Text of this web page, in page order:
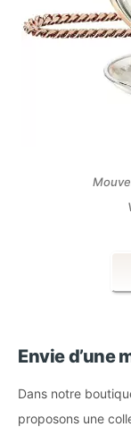
Envie d’une
Dans notre
proposons une